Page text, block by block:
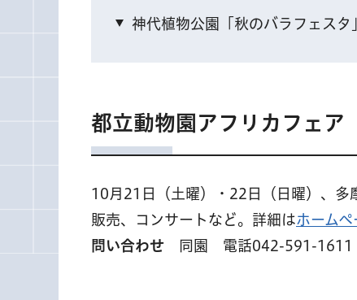
神代植物公園「秋のバラフェス
都立動物園アフリカフェア
10月21日（土曜）・22日（日曜）、多
販売、コンサートなど。詳細はホーム
問い合わせ 同園 電話042-591-1611